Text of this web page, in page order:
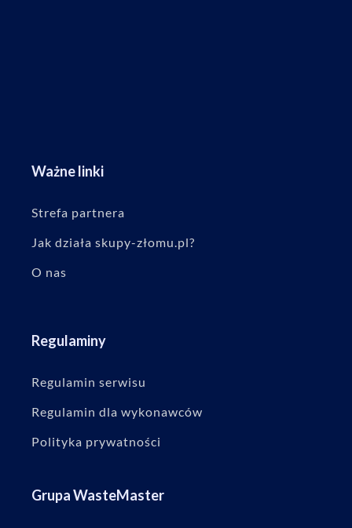
Ważne linki
Strefa partnera
Jak działa skupy-złomu.pl?
O nas
Regulaminy
Regulamin serwisu
Regulamin dla wykonawców
Polityka prywatności
Grupa WasteMaster